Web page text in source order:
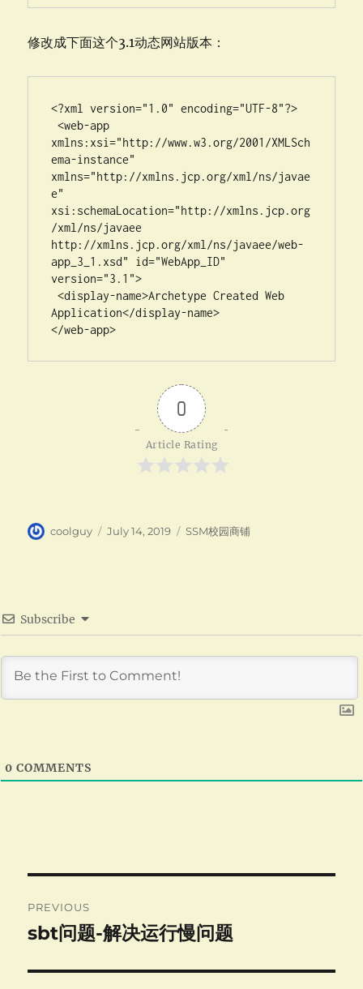
修改成下面这个3.1动态网站版本：
<?xml version="1.0" encoding="UTF-8"?>
<web-app
xmlns:xsi="http://www.w3.org/2001/XMLSch
ema-instance"
xmlns="http://xmlns.jcp.org/xml/ns/javae
e"
xsi:schemaLocation="http://xmlns.jcp.org
/xml/ns/javaee
http://xmlns.jcp.org/xml/ns/javaee/web-
app_3_1.xsd" id="WebApp_ID"
version="3.1">
<display-name>Archetype Created Web
Application</display-name>
</web-app>
0
Article Rating
Author
coolguy
Posted
July 14, 2019 Categories
SSM校园商铺
Subscribe
0 COMMENTS
navigation
PREVIOUS
Previous
sbt问题-解决运行慢问题